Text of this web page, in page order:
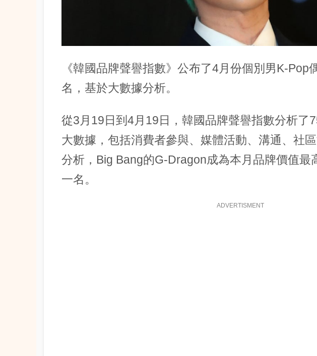
《韓國品牌聲譽指數》公布了4月份個別男K-Pop
名，基於大數據分析。
從3月19日到4月19日，韓國品牌聲譽指數分析了
大數據，包括消費者參與、媒體活動、溝通、社
分析，Big Bang的G-Dragon成為本月品牌價值最
一名。
ADVERTISMENT